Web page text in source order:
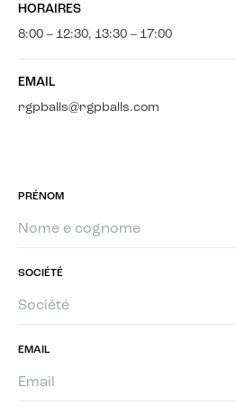
HORAIRES
8:00 – 12:30, 13:30 – 17:00
EMAIL
rgpballs@rgpballs.com
PRÉNOM
SOCIÉTÉ
EMAIL